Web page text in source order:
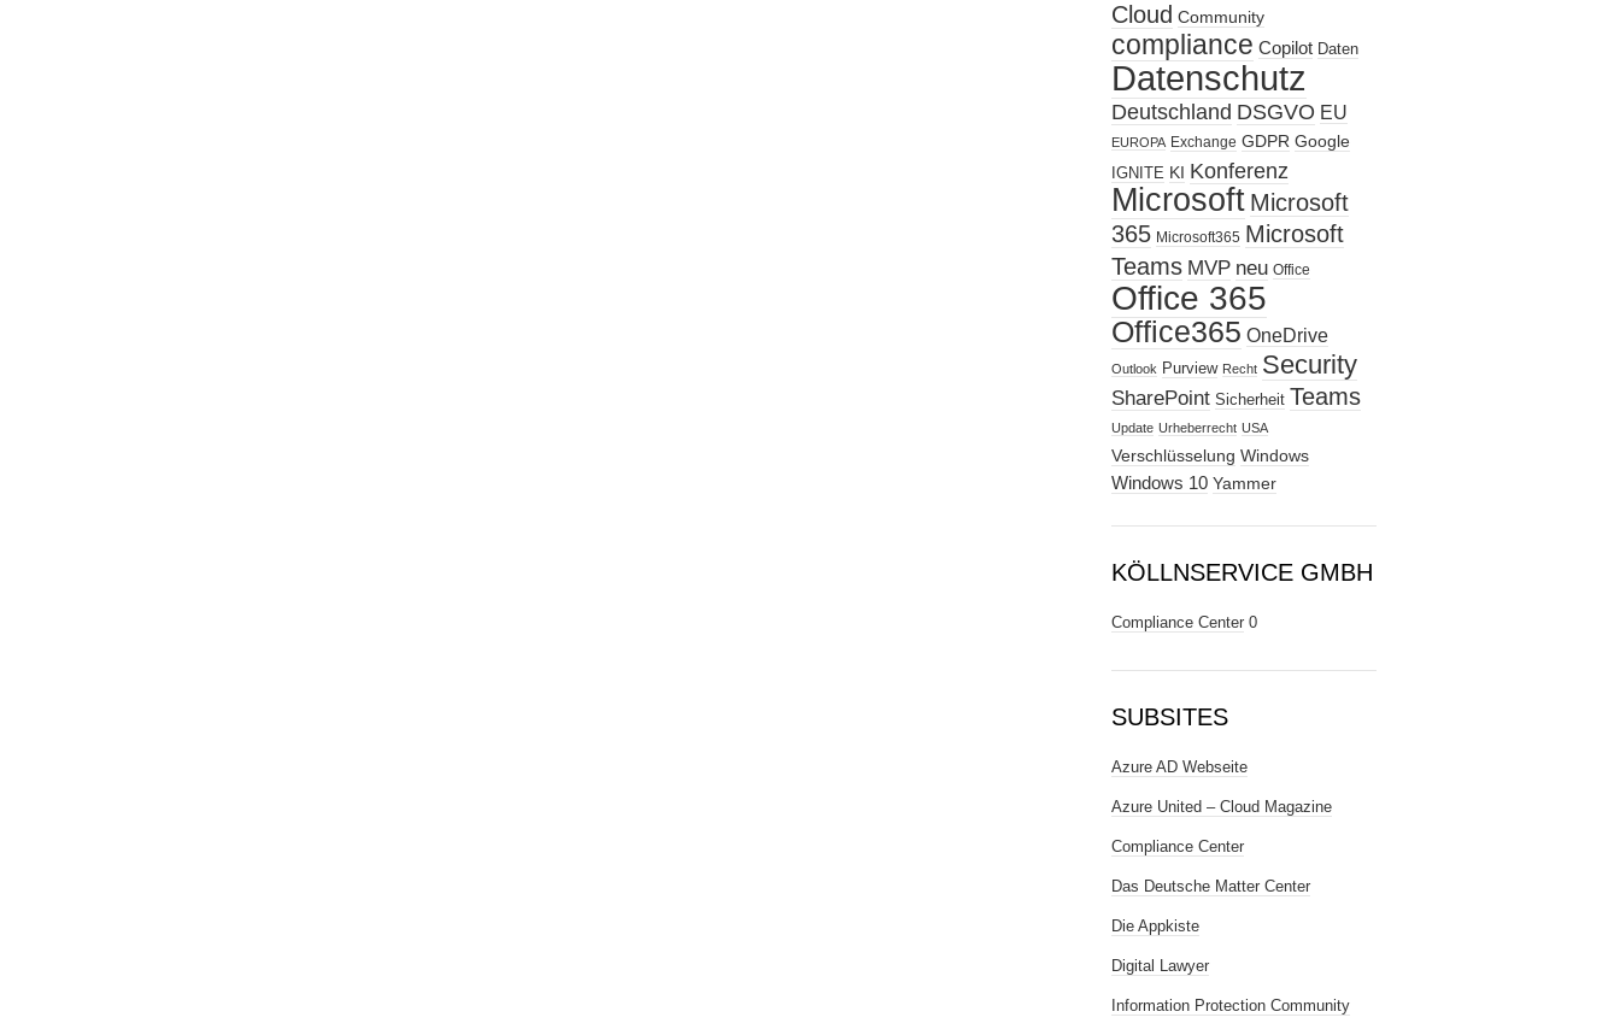
Cloud Community
compliance Copilot Daten
Datenschutz
Deutschland DSGVO EU
EUROPA Exchange GDPR Google
IGNITE KI Konferenz
Microsoft Microsoft
365 Microsoft365 Microsoft
Teams MVP neu Office
Office 365
Office365 OneDrive
Outlook Purview Recht Security
SharePoint Sicherheit Teams
Update Urheberrecht USA
Verschlüsselung Windows
Windows 10 Yammer
KÖLLNSERVICE GMBH
Compliance Center 0
SUBSITES
Azure AD Webseite
Azure United – Cloud Magazine
Compliance Center
Das Deutsche Matter Center
Die Appkiste
Digital Lawyer
Information Protection Community